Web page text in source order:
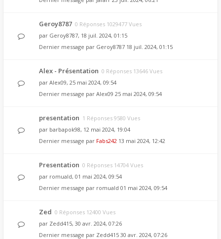
Geroy8787 0 Réponses 1029477 Vues
par Geroy8787, 18 juil. 2024, 01:15
Dernier message par Geroy8787 18 juil. 2024, 01:15
Alex - Présentation 0 Réponses 13646 Vues
par Alex09, 25 mai 2024, 09:54
Dernier message par Alex09 25 mai 2024, 09:54
presentation 1 Réponses 9580 Vues
par barbapok98, 12 mai 2024, 19:04
Dernier message par Fabs242 13 mai 2024, 12:42
Presentation 0 Réponses 14704 Vues
par romuald, 01 mai 2024, 09:54
Dernier message par romuald 01 mai 2024, 09:54
Zed 0 Réponses 12400 Vues
par Zedd415, 30 avr. 2024, 07:26
Dernier message par Zedd415 30 avr. 2024, 07:26